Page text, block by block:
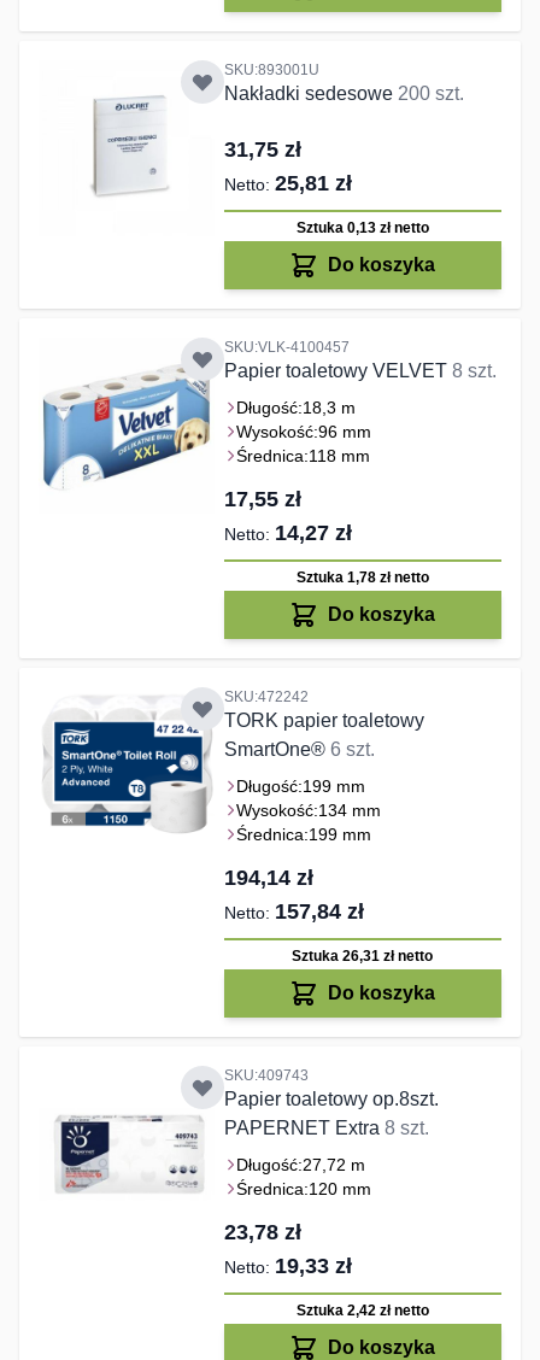
SKU:893001U
Nakładki sedesowe 200 szt.
31,75 zł
25,81 zł
Sztuka 0,13 złnetto
Do koszyka
SKU:VLK-4100457
Papier toaletowy VELVET 8 szt.
Długość:18,3 m
Wysokość:96 mm
Średnica:118 mm
17,55 zł
14,27 zł
Sztuka 1,78 złnetto
Do koszyka
SKU:472242
TORK papier toaletowy
SmartOne® 6 szt.
Długość:199 mm
Wysokość:134 mm
Średnica:199 mm
194,14 zł
157,84 zł
Sztuka 26,31 złnetto
Do koszyka
SKU:409743
Papier toaletowy op.8szt.
PAPERNET Extra 8 szt.
Długość:27,72 m
Średnica:120 mm
23,78 zł
19,33 zł
Sztuka 2,42 złnetto
Do koszyka